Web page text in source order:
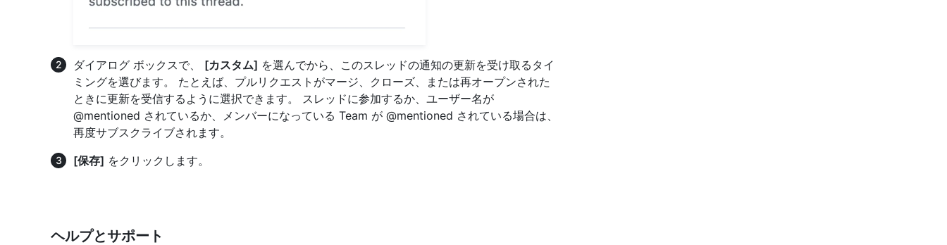
ダイアログ ボックスで、 [カスタム] を選んでから、このスレッドの通知の更新を受け取るタイ
ミングを選びます。 たとえば、プルリクエストがマージ、クローズ、または再オープンされた
ときに更新を受信するように選択できます。 スレッドに参加するか、ユーザー名が
@mentioned されているか、メンバーになっている Team が @mentioned されている場合は、
再度サブスクライブされます。
[保存] をクリックします。
ヘルプとサポート